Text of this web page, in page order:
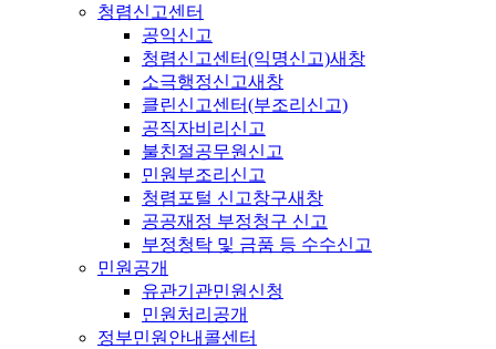
청렴신고센터
공익신고
청렴신고센터(익명신고)새창
소극행정신고새창
클린신고센터(부조리신고)
공직자비리신고
불친절공무원신고
민원부조리신고
청렴포털 신고창구새창
공공재정 부정청구 신고
부정청탁 및 금품 등 수수신고
민원공개
유관기관민원신청
민원처리공개
정부민원안내콜센터